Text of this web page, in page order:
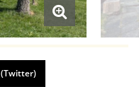
(Twitter)